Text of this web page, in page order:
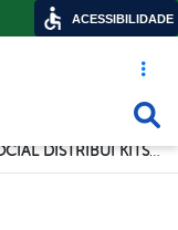
Acesso
ASSISTÊNCIA SOCIAL DISTRIBUI KITS EDUCATIVOS
ACESSIBILIDADE